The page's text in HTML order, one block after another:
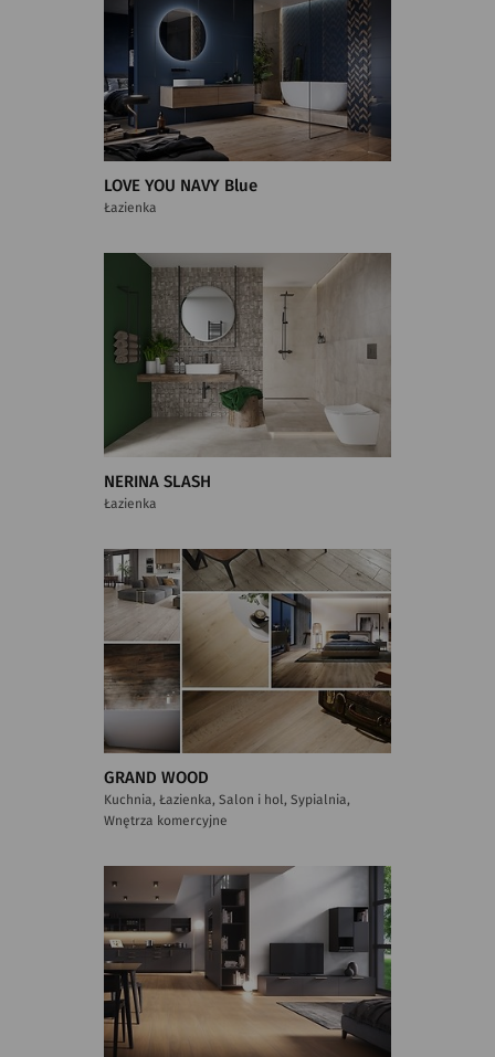
LOVE YOU NAVY Blue
Łazienka
NERINA SLASH
Łazienka
GRAND WOOD
Kuchnia, Łazienka, Salon i hol, Sypialnia,
Wnętrza komercyjne